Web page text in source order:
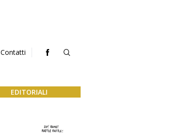
Contatti
EDITORIALI